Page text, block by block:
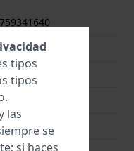
3 Amoled
Verano
tipos
tipos
las
se
si haces